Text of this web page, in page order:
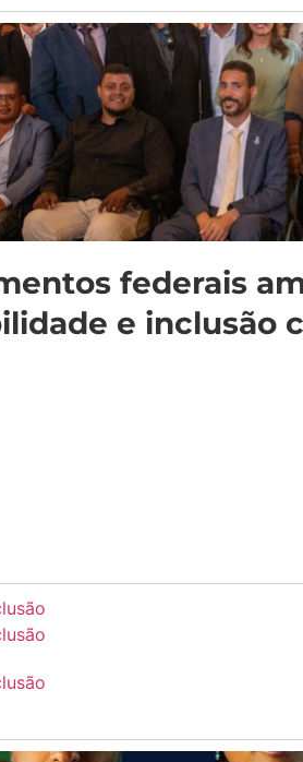
federais
e inclusão